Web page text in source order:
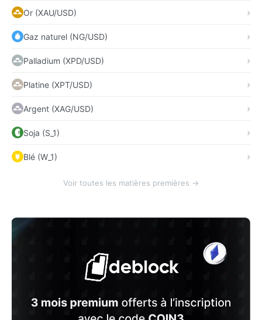
Or (XAU/USD)
Gaz naturel (NG/USD)
Palladium (XPD/USD)
Platine (XPT/USD)
Argent (XAG/USD)
Soja (S_1)
Blé (W_1)
Voir toutes les matières premières →